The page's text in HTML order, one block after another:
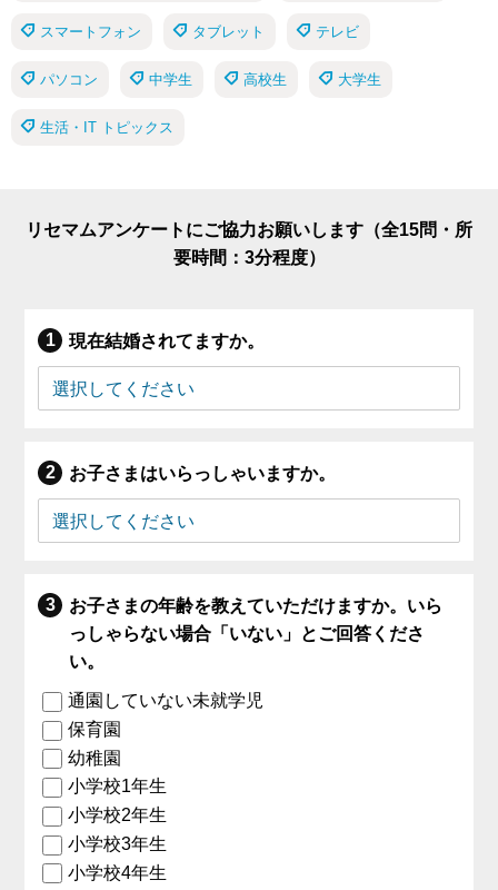
スマートフォン タブレット テレビ
パソコン 中学生 高校生 大学生
生活・IT トピックス
リセマムアンケートにご協力お願いします（全15問・所
要時間：3分程度）
現在結婚されてますか。
お子さまはいらっしゃいますか。
お子さまの年齢を教えていただけますか。いら
っしゃらない場合「いない」とご回答くださ
い。
通園していない未就学児
保育園
幼稚園
小学校1年生
小学校2年生
小学校3年生
小学校4年生